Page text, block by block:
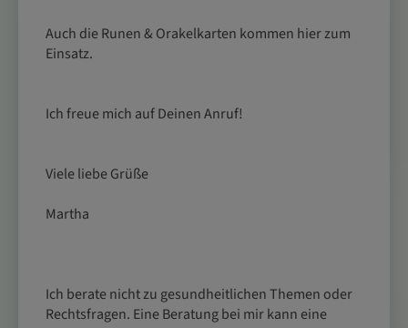
Auch die Runen & Orakelkarten kommen hier zum
Einsatz.
Ich freue mich auf Deinen Anruf!
Viele liebe Grüße
Martha
Ich berate nicht zu gesundheitlichen Themen oder
Rechtsfragen. Eine Beratung bei mir kann eine